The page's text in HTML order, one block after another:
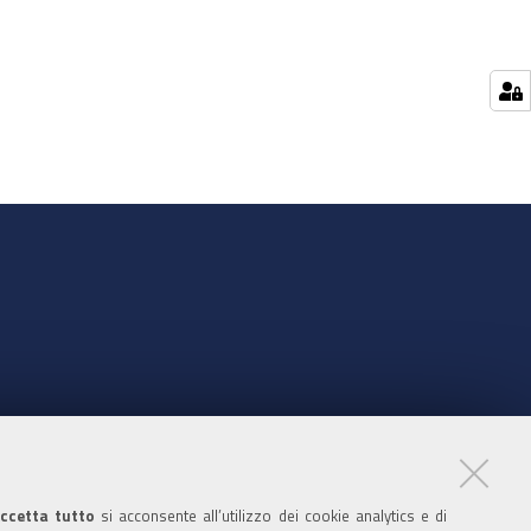
tutto si acconsente all’utilizzo dei cookie analytics e di